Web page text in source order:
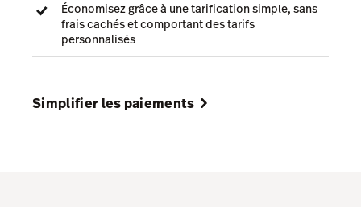
Économisez grâce à une tarification simple, sans
frais cachés et comportant des tarifs
personnalisés
Simplifier les paiements